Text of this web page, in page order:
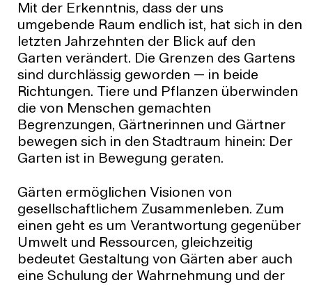
Mit der Erkenntnis, dass der uns
umgebende Raum endlich ist, hat sich in den
letzten Jahrzehnten der Blick auf den
Garten verändert. Die Grenzen des Gartens
sind durchlässig geworden — in beide
Richtungen. Tiere und Pflanzen überwinden
die von Menschen gemachten
Begrenzungen, Gärtnerinnen und Gärtner
bewegen sich in den Stadtraum hinein: Der
Garten ist in Bewegung geraten.
Gärten ermöglichen Visionen von
gesellschaftlichem Zusammenleben. Zum
einen geht es um Verantwortung gegenüber
Umwelt und Ressourcen, gleichzeitig
bedeutet Gestaltung von Gärten aber auch
eine Schulung der Wahrnehmung und der